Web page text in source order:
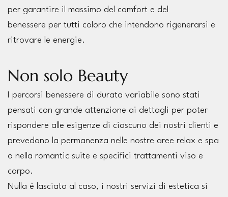
per garantire il massimo del comfort e del
benessere per tutti coloro che intendono rigenerarsi e
ritrovare le energie.
Non solo Beauty
I percorsi benessere di durata variabile sono stati
pensati con grande attenzione ai dettagli per poter
rispondere alle esigenze di ciascuno dei nostri clienti e
prevedono la permanenza nelle nostre aree relax e spa
o nella romantic suite e specifici trattamenti viso e
corpo.
Nulla è lasciato al caso, i nostri servizi di estetica si